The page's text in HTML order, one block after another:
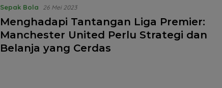
Sepak Bola 26 Mei 2023
Menghadapi Tantangan Liga Premier:
Manchester United Perlu Strategi dan
Belanja yang Cerdas